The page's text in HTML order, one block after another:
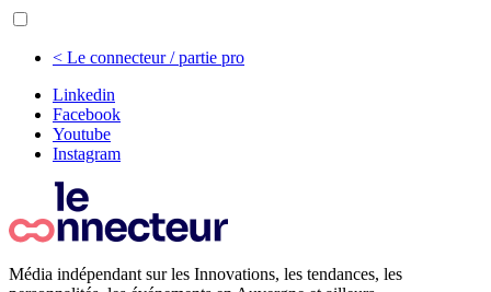
< Le connecteur / partie pro
Linkedin
Facebook
Youtube
Instagram
Média indépendant sur les Innovations, les tendances, les